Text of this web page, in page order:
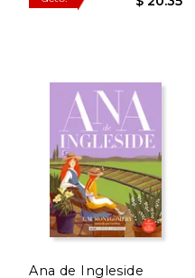
Ana de Ingleside